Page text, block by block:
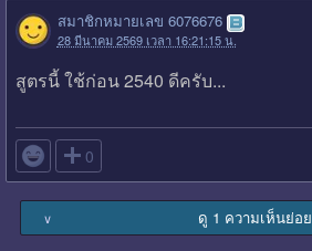
สมาชิกหมายเลข 6076676
28 มีนาคม 2569 เวลา 16:21:15 น.
สูตรนี้ ใช้ก่อน 2540 ดีครับ...
 0
∨ ดู 1 ความเห็นย่อย